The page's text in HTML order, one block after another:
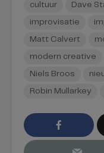
cultuur Dave
improvisatie
Matt Calvert
modern creative
Niels Broos
Robin Mullarkey